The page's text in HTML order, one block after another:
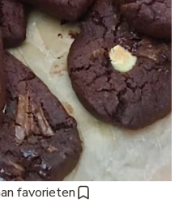
favorieten